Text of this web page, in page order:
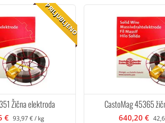
PRILJUBLJENO
Žična elektroda
€ 93,97 € / kg
CastoMag 45365
640,20 €